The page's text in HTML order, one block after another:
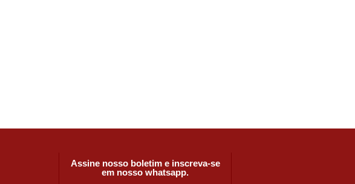
Assine nosso boletim e inscreva-se
em nosso whatsapp.